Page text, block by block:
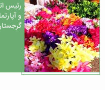
رئیس
و